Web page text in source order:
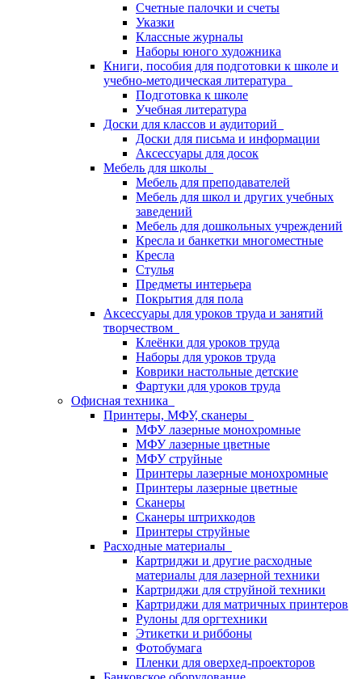
Счетные палочки и счеты
Указки
Классные журналы
Наборы юного художника
Книги, пособия для подготовки к школе и
учебно-методическая литература
Подготовка к школе
Учебная литература
Доски для классов и аудиторий
Доски для письма и информации
Аксессуары для досок
Мебель для школы
Мебель для преподавателей
Мебель для школ и других учебных
заведений
Мебель для дошкольных учреждений
Кресла и банкетки многоместные
Кресла
Стулья
Предметы интерьера
Покрытия для пола
Аксессуары для уроков труда и занятий
творчеством
Клеёнки для уроков труда
Наборы для уроков труда
Коврики настольные детские
Фартуки для уроков труда
Офисная техника
Принтеры, МФУ, сканеры
МФУ лазерные монохромные
МФУ лазерные цветные
МФУ струйные
Принтеры лазерные монохромные
Принтеры лазерные цветные
Сканеры
Сканеры штрихкодов
Принтеры струйные
Расходные материалы
Картриджи и другие расходные
материалы для лазерной техники
Картриджи для струйной техники
Картриджи для матричных принтеров
Рулоны для оргтехники
Этикетки и риббоны
Фотобумага
Пленки для оверхед-проекторов